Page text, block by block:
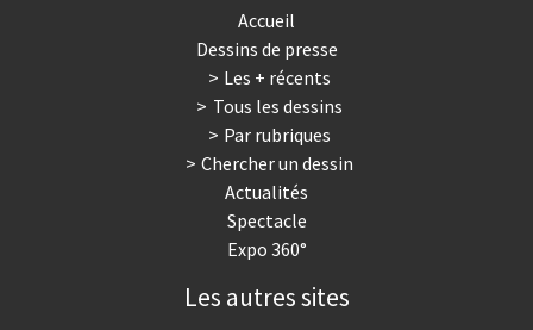
Accueil
Dessins de presse
Les + récents
Tous les dessins
Par rubriques
Chercher un dessin
Actualités
Spectacle
Expo 360°
Les autres sites